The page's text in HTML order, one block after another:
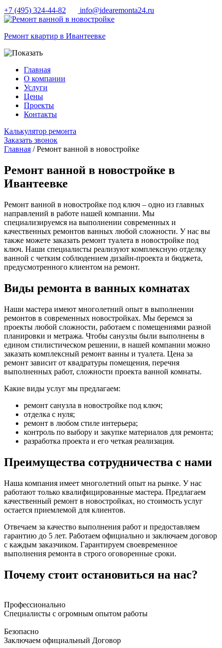
+7 (495) 324-44-82 info@idearemonta24.ru
Ремонт квартир в Ивантеевке
Главная
О компании
Услуги
Цены
Проекты
Контакты
Калькулятор ремонта
Заказать звонок
Главная / Ремонт ванной в новостройке
Ремонт ванной в новостройке в
Ивантеевке
Ремонт ванной в новостройке под ключ – одно из главных
направлений в работе нашей компании. Мы
специализируемся на выполнении современных и
качественных ремонтов ванных любой сложности. У нас вы
также можете заказать ремонт туалета в новостройке под
ключ. Наши специалисты реализуют комплексную отделку
ванной с четким соблюдением дизайн-проекта и бюджета,
предусмотренного клиентом на ремонт.
Виды ремонта в ванных комнатах
Наши мастера имеют многолетний опыт в выполнении
ремонтов в современных новостройках. Мы беремся за
проекты любой сложности, работаем с помещениями разной
планировки и метража. Чтобы санузлы были выполнены в
едином стилистическом решении, в нашей компании можно
заказать комплексный ремонт ванны и туалета. Цена за
ремонт зависит от квадратуры помещения, перечня
выполненных работ, сложности проекта ванной комнаты.
Какие виды услуг мы предлагаем:
ремонт санузла в новостройке под ключ;
отделка с нуля;
ремонт в любом стиле интерьера;
контроль по выбору и закупке материалов для ремонта;
разработка проекта и его четкая реализация.
Преимущества сотрудничества с нами
Наша компания имеет многолетний опыт на рынке. У нас
работают только квалифицированные мастера. Предлагаем
качественный ремонт в новостройках, но стоимость услуг
остается приемлемой для клиентов.
Отвечаем за качество выполнения работ и предоставляем
гарантию до 5 лет. Работаем официально и заключаем договор
с каждым заказчиком. Гарантируем своевременное
выполнения ремонта в строго оговоренные сроки.
Почему стоит остановиться на нас?
Профессионально
Специалисты с огромным опытом работы
Безопасно
Заключаем официальный Договор